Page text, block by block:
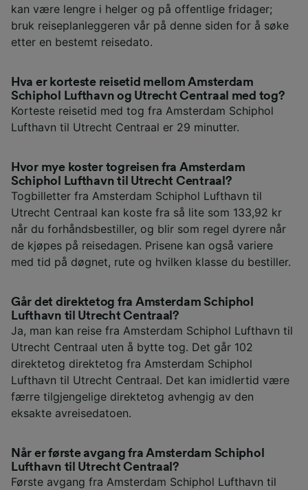
kan være lengre i helger og på offentlige fridager;
bruk reiseplanleggeren vår på denne siden for å søke
etter en bestemt reisedato.
Hva er korteste reisetid mellom Amsterdam
Schiphol Lufthavn og Utrecht Centraal med tog?
Korteste reisetid med tog fra Amsterdam Schiphol
Lufthavn til Utrecht Centraal er 29 minutter.
Hvor mye koster togreisen fra Amsterdam
Schiphol Lufthavn til Utrecht Centraal?
Togbilletter fra Amsterdam Schiphol Lufthavn til
Utrecht Centraal kan koste fra så lite som 133,92 kr
når du forhåndsbestiller, og blir som regel dyrere når
de kjøpes på reisedagen. Prisene kan også variere
med tid på døgnet, rute og hvilken klasse du bestiller.
Går det direktetog fra Amsterdam Schiphol
Lufthavn til Utrecht Centraal?
Ja, man kan reise fra Amsterdam Schiphol Lufthavn til
Utrecht Centraal uten å bytte tog. Det går 102
direktetog direktetog fra Amsterdam Schiphol
Lufthavn til Utrecht Centraal. Det kan imidlertid være
færre tilgjengelige direktetog avhengig av den
eksakte avreisedatoen.
Når er første avgang fra Amsterdam Schiphol
Lufthavn til Utrecht Centraal?
Første avgang fra Amsterdam Schiphol Lufthavn til